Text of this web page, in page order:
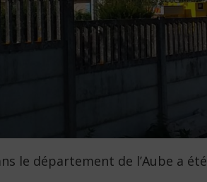
le département de l’Aube a